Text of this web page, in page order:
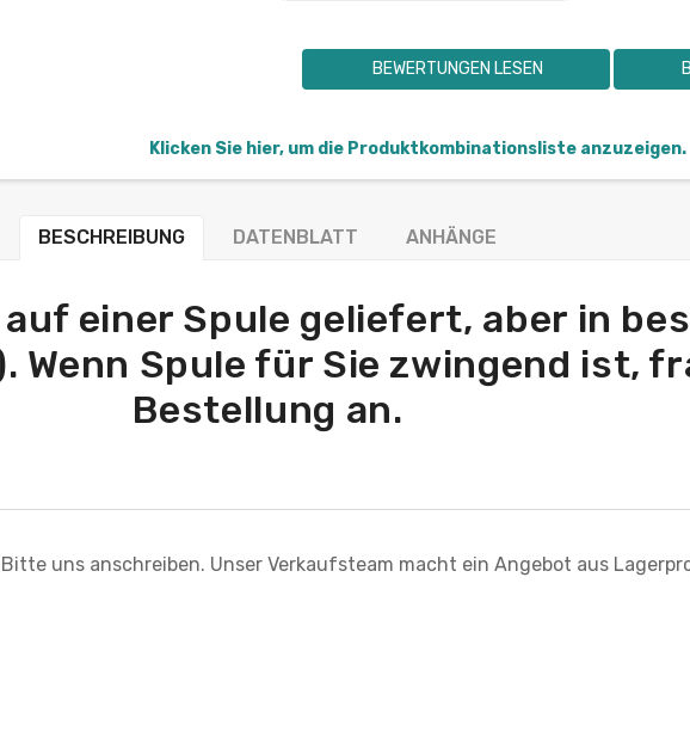
BEWERTUNGEN LESEN
Klicken Sie hier, um die Produktkombinationsliste anzuzeigen.
BESCHREIBUNG DATENBLATT ANHÄNGE
einer Spule geliefert, aber in
Wenn Spule für Sie zwingend ist,
Bestellung an.
uns anschreiben. Unser Verkaufsteam macht ein Angebot aus